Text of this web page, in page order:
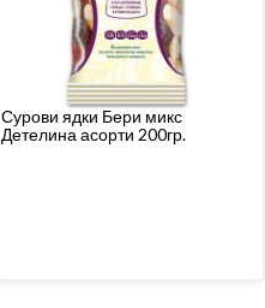
Сурови ядки Бери микс
Детелина асорти 200гр.